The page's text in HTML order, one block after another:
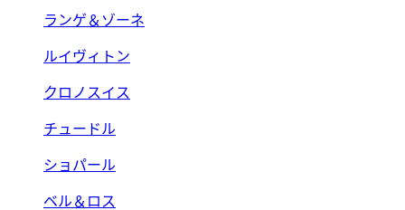
ランゲ＆ゾーネ
ルイヴィトン
クロノスイス
チュードル
ショパール
ベル＆ロス